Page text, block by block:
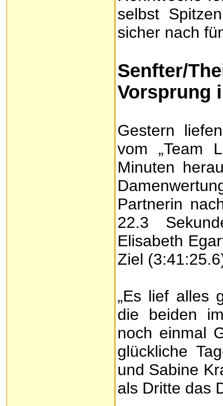
selbst
sicher nach
Senfter/
Vorsprung
Gestern
vom „Team
Minuten
Partnerin
22.3
Elisabeth
Ziel
„Es lief alles
die beiden
noch einmal
glückliche
und Sabine
als Dritte das